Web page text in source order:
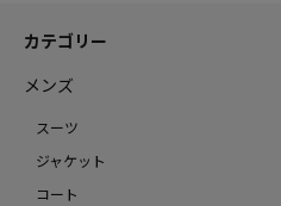
カテゴリー
メンズ
スーツ
ジャケット
コート